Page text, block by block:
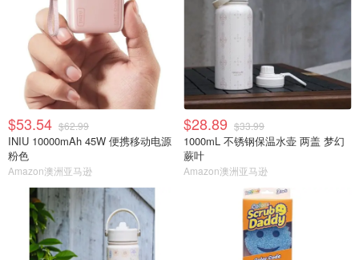
$53.54 $62.99
INIU 10000mAh 45W 便携移动电源
粉色
Amazon澳洲亚马逊
$28.89 $33.99
1000mL 不锈钢保温水壶 两盖 梦幻
蕨叶
Amazon澳洲亚马逊